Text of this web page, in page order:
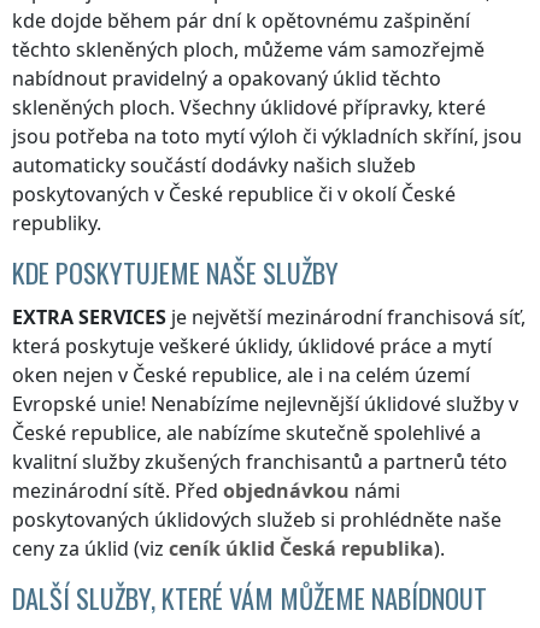
kde dojde během pár dní k opětovnému zašpinění
těchto skleněných ploch, můžeme vám samozřejmě
nabídnout pravidelný a opakovaný úklid těchto
skleněných ploch. Všechny úklidové přípravky, které
jsou potřeba na toto mytí výloh či výkladních skříní, jsou
automaticky součástí dodávky našich služeb
poskytovaných v České republice či v okolíČeské
republiky.
KDE POSKYTUJEME NAŠE SLUŽBY
EXTRA SERVICES je největší mezinárodní franchisová síť,
která poskytuje veškeré úklidy, úklidové práce a mytí
oken nejen v České republice, ale i na celém území
Evropské unie! Nenabízíme nejlevnější úklidové službyv
České republice, ale nabízíme skutečně spolehlivé a
kvalitní služby zkušených franchisantů a partnerů této
mezinárodní sítě. Před objednávkou námi
poskytovaných úklidových služeb si prohlédněte naše
ceny za úklid (viz ceník úklid Česká republika).
DALŠÍ SLUŽBY, KTERÉ VÁM MŮŽEME NABÍDNOUT